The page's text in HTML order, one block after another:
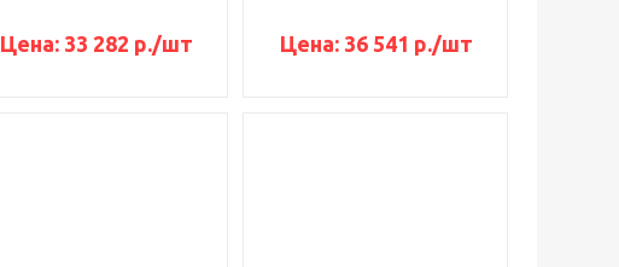
Цена: 33 282 р./шт Цена: 36 541 р./шт